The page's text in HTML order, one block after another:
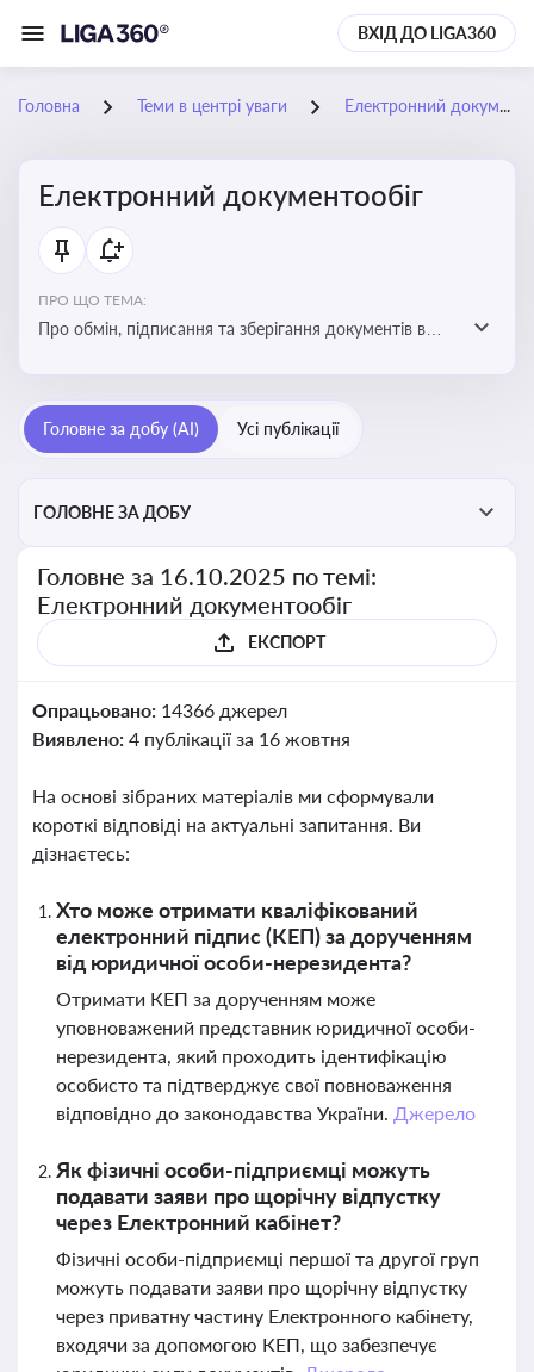
ВХІД ДО LIGA360
Головна Теми в центрі уваги Електронний документообіг
Електронний документообіг
ПРО ЩО ТЕМА:
Про обмін, підписання та зберігання документів в
Головне за добу (AI) Усі публікації
ГОЛОВНЕ ЗА ДОБУ
Головне за 16.10.2025 по темі:
Електронний документообіг
ЕКСПОРТ
Опрацьовано: 14366 джерел
Виявлено: 4 публікації за 16 жовтня
На основі зібраних матеріалів ми сформували
короткі відповіді на актуальні запитання. Ви
дізнаєтесь:
Хто може отримати кваліфікований
електронний підпис (КЕП) за дорученням
від юридичної особи-нерезидента?
Отримати КЕП за дорученням може
уповноважений представник юридичної особи-
нерезидента, який проходить ідентифікацію
особисто та підтверджує свої повноваження
відповідно до законодавства України. Джерело
Як фізичні особи-підприємці можуть
подавати заяви про щорічну відпустку
через Електронний кабінет?
Фізичні особи-підприємці першої та другої груп
можуть подавати заяви про щорічну відпустку
через приватну частину Електронного кабінету,
входячи за допомогою КЕП, що забезпечує